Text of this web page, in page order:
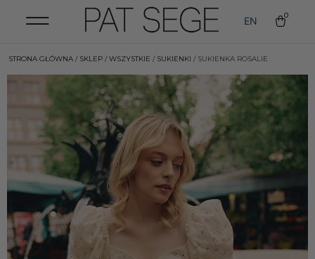
EN 0
STRONA GŁÓWNA / SKLEP /WSZYSTKIE / SUKIENKI / SUKIENKA ROSALIE